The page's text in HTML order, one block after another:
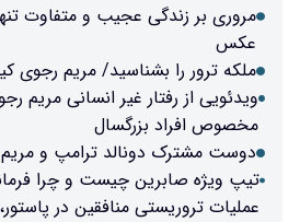
مروری بر زندگی عجیب و متفاوت
عکس
ملکه ترور را بشناسید/ مریم رجوی
مخصوص افراد بزرگسال
دوست مشترک دونالد ترامپ و
تیپ ویژه صابرین چیست و چرا
عملیات تروریستی منافقین در